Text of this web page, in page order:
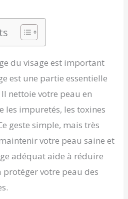
du visage est important
est une partie essentielle
nettoie votre peau en
les impuretés, les toxines
geste simple, mais très
votre peau saine et
adéquat aide à réduire
votre peau des